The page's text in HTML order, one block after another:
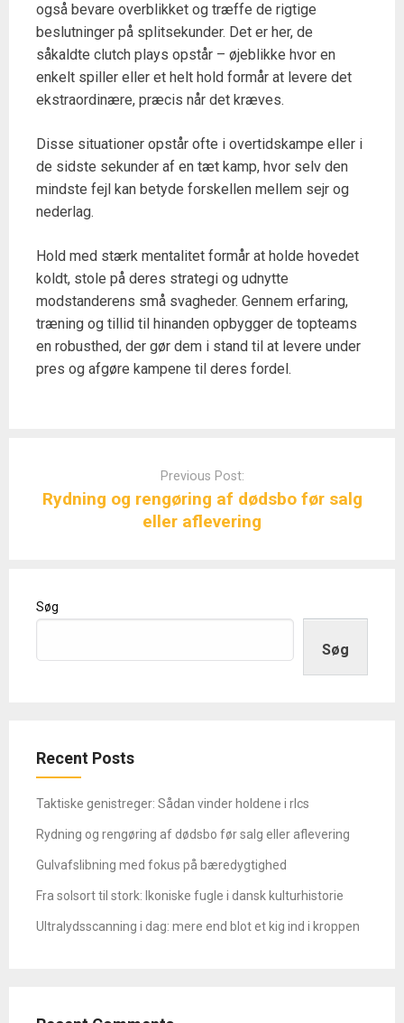
også bevare overblikket og træffe de rigtige
beslutninger på splitsekunder. Det er her, de
såkaldte clutch plays opstår – øjeblikke hvor en
enkelt spiller eller et helt hold formår at levere det
ekstraordinære, præcis når det kræves.
Disse situationer opstår ofte i overtidskampe eller i
de sidste sekunder af en tæt kamp, hvor selv den
mindste fejl kan betyde forskellen mellem sejr og
nederlag.
Hold med stærk mentalitet formår at holde hovedet
koldt, stole på deres strategi og udnytte
modstanderens små svagheder. Gennem erfaring,
træning og tillid til hinanden opbygger de topteams
en robusthed, der gør dem i stand til at levere under
pres og afgøre kampene til deres fordel.
Previous Post:
Rydning og rengøring af dødsbo før salg
eller aflevering
Søg
Søg
Recent Posts
Taktiske genistreger: Sådan vinder holdene i rlcs
Rydning og rengøring af dødsbo før salg eller aflevering
Gulvafslibning med fokus på bæredygtighed
Fra solsort til stork: Ikoniske fugle i dansk kulturhistorie
Ultralydsscanning i dag: mere end blot et kig ind i kroppen